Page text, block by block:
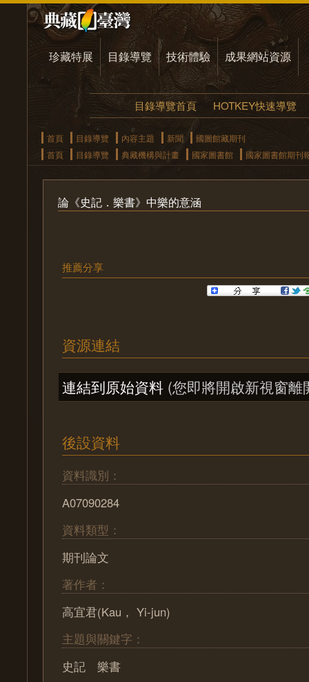
珍藏特展 目錄導覽 技術體驗 成果網站資源
目錄導覽首頁 HOTKEY快速導覽
首頁 目錄導覽 內容主題 新聞
國圖館藏期刊
首頁
目錄導覽 典藏機構與計畫 國家圖書館 國家圖書館期刊
論《史記．樂書》中樂的意涵
推薦分享
資源連結
連結到原始資料 (您即將開啟新視窗離
後設資料
資料識別：
A07090284
資料類型：
期刊論文
著作者：
高宜君(Kau， Yi-jun)
主題與關鍵字：
史記 樂書